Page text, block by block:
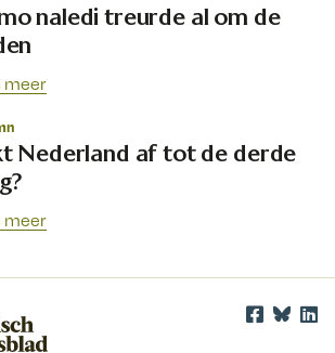
naledi treurde al om de
meer
Nederland af tot de derde
meer